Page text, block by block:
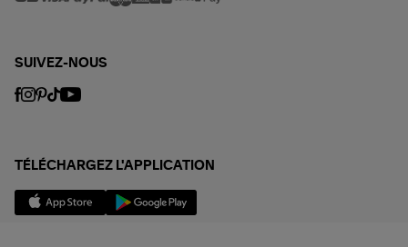
SUIVEZ-NOUS
TÉLÉCHARGEZ L'APPLICATION